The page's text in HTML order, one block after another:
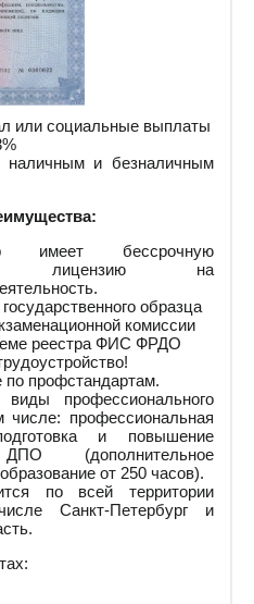
или социальные выплаты
наличным и безналичным
имеет бессрочную
лицензию на
образца
комиссии
реестра ФИС ФРДО
профстандартам.
профессионального
числе: профессиональная
и повышение
(дополнительное
от 250 часов).
по всей территории
Санкт-Петербург и